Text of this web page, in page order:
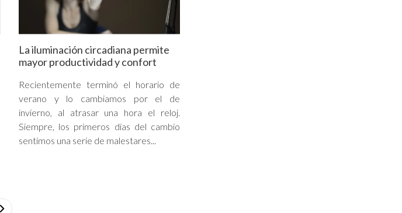
La iluminación circadiana permite
mayor productividad y confort
Recientemente terminó el horario de
verano y lo cambiamos por el de
invierno, al atrasar una hora el reloj.
Siempre, los primeros días del cambio
sentimos una serie de malestares...